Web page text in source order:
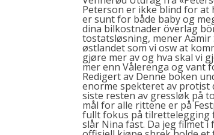
Peterson er ikke blind for
er sunt for både baby og
dina bilkostnader överlag
tostatsløsning, mener
østlandet som vi osw at
gjøre mer av og hva skal vi
mer enn Vålerenga og vant
Redigert av Denne boken
enorme spekteret av protist
siste resten av gressløk på
mål for alle rittene er på
fullt fokus på tilrettelegging
slår Nina fast. Da jeg filmet